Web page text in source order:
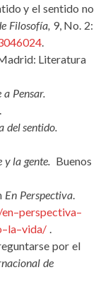
y el sentido no
Filosofía, 9, No. 2:
.
Literatura
Pensar.
del sentido.
y la gente. Buenos
En Perspectiva.
–perspectiva–
–la–vida/ .
por el
de